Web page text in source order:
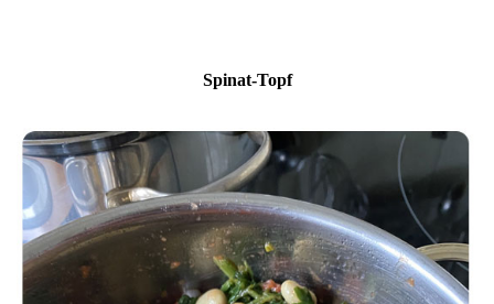
Spinat-Topf